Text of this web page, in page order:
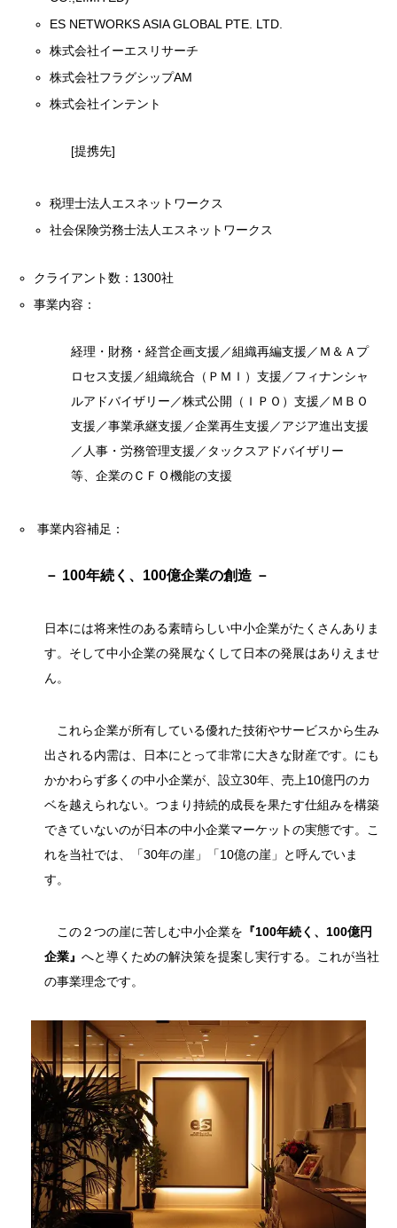
ES NETWORKS ASIA GLOBAL PTE. LTD.
株式会社イーエスリサーチ
株式会社フラグシップAM
株式会社インテント
[提携先]
税理士法人エスネットワークス
社会保険労務士法人エスネットワークス
クライアント数：1300社
事業内容：
経理・財務・経営企画支援／組織再編支援／Ｍ＆Ａプ
ロセス支援／組織統合（ＰＭＩ）支援／フィナンシャ
ルアドバイザリー／株式公開（ＩＰＯ）支援／ＭＢＯ
支援／事業承継支援／企業再生支援／アジア進出支援
／人事・労務管理支援／タックスアドバイザリー
等、企業のＣＦＯ機能の支援
事業内容補足：
－ 100年続く、100億企業の創造 －
日本には将来性のある素晴らしい中小企業がたくさんありま
す。そして中小企業の発展なくして日本の発展はありえませ
ん。
これら企業が所有している優れた技術やサービスから生み
出される内需は、日本にとって非常に大きな財産です。にも
かかわらず多くの中小企業が、設立30年、売上10億円のカ
ベを越えられない。つまり持続的成長を果たす仕組みを構築
できていないのが日本の中小企業マーケットの実態です。こ
れを当社では、「30年の崖」「10億の崖」と呼んでいま
す。
この２つの崖に苦しむ中小企業を 『100年続く、100億円
企業』 へと導くための解決策を提案し実行する。これが当社
の事業理念です。